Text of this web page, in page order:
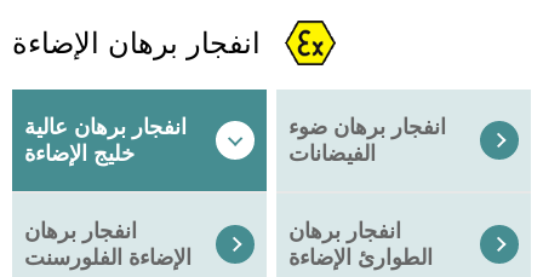
انفجار برهان الإضاءة
انفجار برهان عالية
خليج الإضاءة

انفجار برهان ضوء
الفيضانات

انفجار برهان
الإضاءة الفلورسنت

انفجار برهان
الطوارئ الإضاءة
